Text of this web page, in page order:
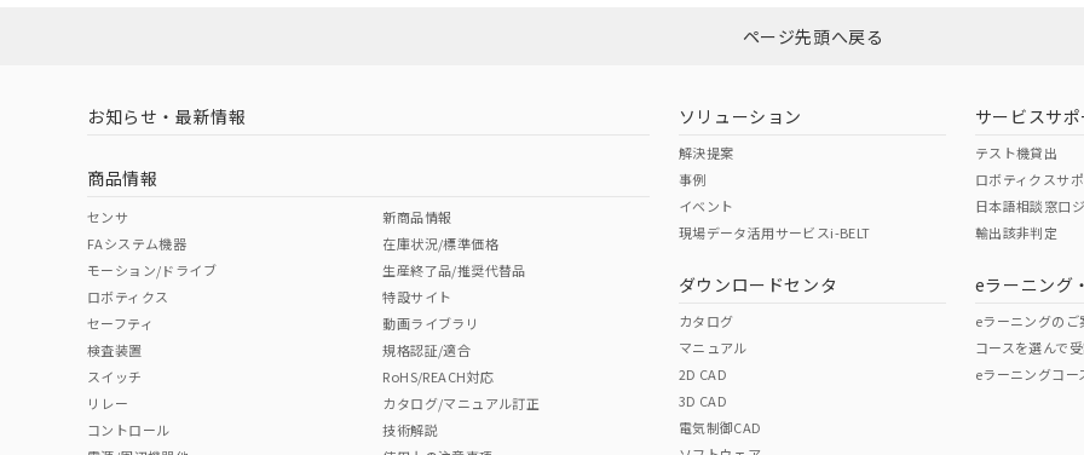
ダウンロードはこちら
中国 RoHS 注意事項・凡例
中国 RoHS表
Pb Hg Cr(VI)
"対応済み"や非含有の記載がされた商品であっても、流通在庫等で未対応品が混在する可能性があります。
（イギリス
（ノルウェー
（日本
（アメリカ
この製品の規格認証/適合
その他の認証はこちらのページからご
ページ先頭へ戻る
お知らせ・最新情報
商品情報
センサ
FAシステム機器
モーション/ドライブ
ロボティクス
セーフティ
検査装置
スイッチ
リレー
コントロール
新商品情報
在庫状況/標準価格
生産終了品/推奨代替品
特設サイト
動画ライブラリ
規格認証/適合
RoHS/REACH対応
カタログ/マニュアル訂正
技術解説
ソリューション
解決提案
事例
イベント
現場データ活用サービスi-BELT
ダウンロードセンタ
カタログ
マニュアル
2D CAD
3D CAD
電気制御CAD
サービスサポ
テスト機貸出
ロボティクスサ
日本語相談窓口
輸出該非判定
eラーニング
eラーニングのご
コースを選んで
eラーニングコー